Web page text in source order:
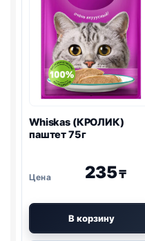
Whiskas (КРОЛИК)
паштет 75г
235₸
В корзину